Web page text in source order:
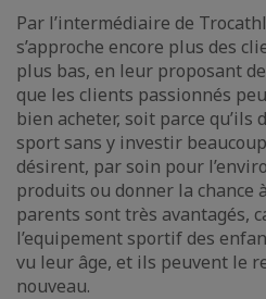
Par l’intermédiaire de
s’approche encore plus des
plus bas, en leur proposant
que les clients passionnés
bien acheter, soit parce
sport sans y investir
désirent, par soin pour
produits ou donner la chance
parents sont très avantagés,
l’equipement sportif des
vu leur âge, et ils peuvent le
nouveau.